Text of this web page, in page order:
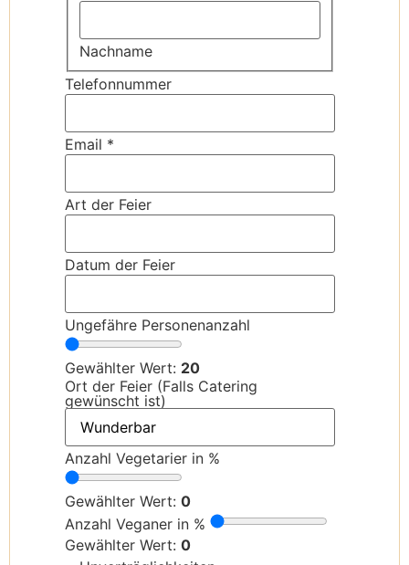
Nachname
Telefonnummer
Email *
Art der Feier
Datum der Feier
in
Catering
der
Ungefähre Personenanzahl
Gewählter Wert: 20
Ort der Feier (Falls Catering
gewünscht ist)
Anzahl Vegetarier in %
Gewählter Wert: 0
Anzahl Veganer in %
Gewählter Wert: 0